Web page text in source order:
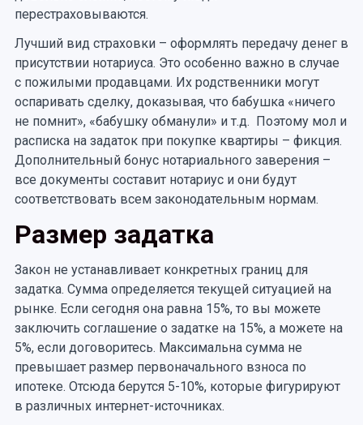
перестраховываются.
Лучший вид страховки – оформлять передачу денег в
присутствии нотариуса. Это особенно важно в случае
с пожилыми продавцами. Их родственники могут
оспаривать сделку, доказывая, что бабушка «ничего
не помнит», «бабушку обманули» и т.д. Поэтому мол и
расписка на задаток при покупке квартиры – фикция.
Дополнительный бонус нотариального заверения –
все документы составит нотариус и они будут
соответствовать всем законодательным нормам.
Размер задатка
Закон не устанавливает конкретных границ для
задатка. Сумма определяется текущей ситуацией на
рынке. Если сегодня она равна 15%, то вы можете
заключить соглашение о задатке на 15%, а можете на
5%, если договоритесь. Максимальна сумма не
превышает размер первоначального взноса по
ипотеке. Отсюда берутся 5-10%, которые фигурируют
в различных интернет-источниках.